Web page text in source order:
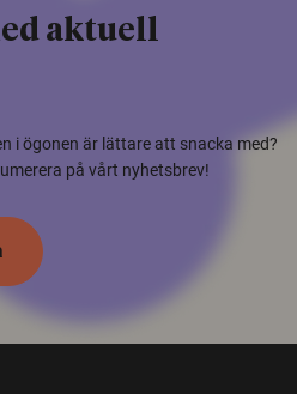
aktuell
i ögonen är lättare att snacka med?
på vårt nyhetsbrev!